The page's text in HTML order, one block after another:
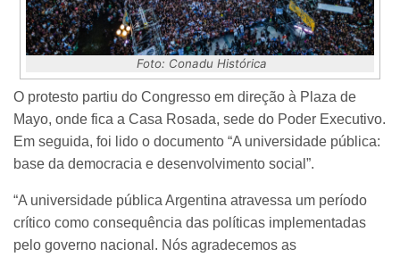
Foto: Conadu Histórica
O protesto partiu do Congresso em direção à Plaza de
Mayo, onde fica a Casa Rosada, sede do Poder Executivo.
Em seguida, foi lido o documento “A universidade pública:
base da democracia e desenvolvimento social”.
“A universidade pública Argentina atravessa um período
crítico como consequência das políticas implementadas
pelo governo nacional. Nós agradecemos as